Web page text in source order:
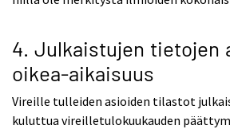
4. Julkaistujen tietojen
oikea-aikaisuus
Vireille tulleiden asioiden tilastot
kuluttua vireilletulokuukauden